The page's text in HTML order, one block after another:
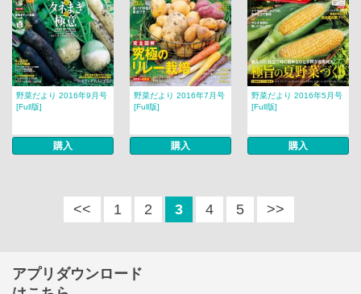
野菜だより 2016年9月号
[Full版]
購入
野菜だより 2016年7月号
[Full版]
購入
野菜だより 2016年5月号
[Full版]
購入
<< 1 2 3 4 5 >>
アプリダウンロード